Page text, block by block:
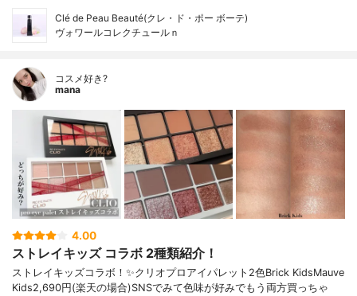
Clé de Peau Beauté(クレ・ド・ポー ボーテ)
ヴォワールコレクチュールｎ
コスメ好き?
mana
4.00
ストレイキッズ コラボ 2種類紹介！
ストレイキッズコラボ！✨クリオプロアイパレット2色Brick KidsMauve
Kids2,690円(楽天の場合)SNSでみて色味が好みでもう両方買っちゃ